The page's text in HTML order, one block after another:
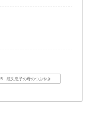
5．統失息子の母のつぶやき